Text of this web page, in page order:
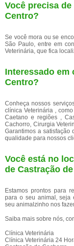
Você precisa
Centro?
Se você mora ou se
São Paulo, entre em
Veterinária, que fica
Interessado em
Centro?
Conheça nossos
clínica Veterinária ,
Caetano e regiões ,
Cachorro, Cirurgia
Garantimos a satisfação
qualidade para nossos
Você está no
de Castração
Estamos prontos para
para o seu animal, seja
seu animalzinho nos
Saiba mais sobre nós,
Clínica Veterinária
Clínica Veterinária 24